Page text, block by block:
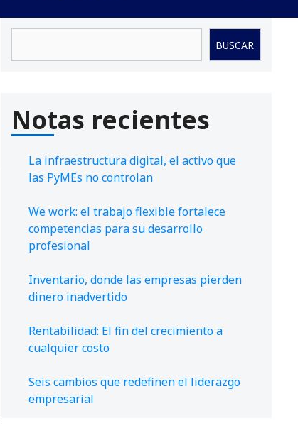
BUSCAR
Notas recientes
La infraestructura digital, el activo que
las PyMEs no controlan
We work: el trabajo flexible fortalece
competencias para su desarrollo
profesional
Inventario, donde las empresas pierden
dinero inadvertido
Rentabilidad: El fin del crecimiento a
cualquier costo
Seis cambios que redefinen el liderazgo
empresarial